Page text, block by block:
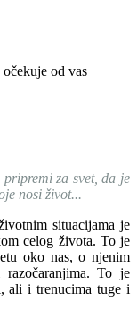
za svet, da je
nosi život...
situacijama je
celog života. To je
oko nas, o njenim
To je
ali i trenucima tuge i